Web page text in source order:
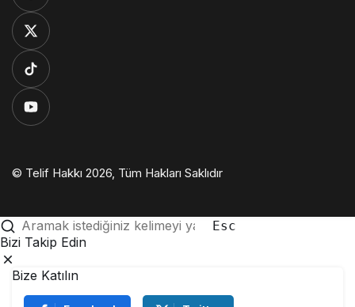
© Telif Hakkı 2026, Tüm Hakları Saklıdır
Esc
Bizi Takip Edin
Bize Katılın